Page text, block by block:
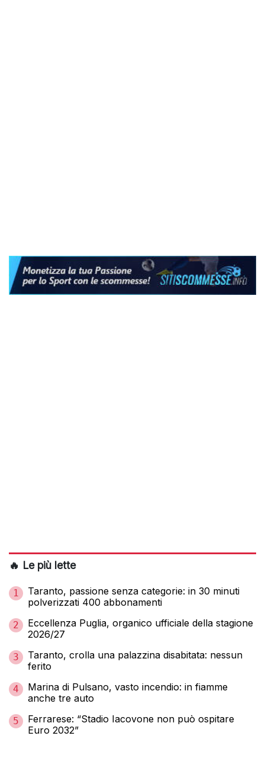
🔥 Le più lette
1
Taranto, passione senza categorie: in 30 minuti
polverizzati 400 abbonamenti
2
Eccellenza Puglia, organico ufficiale della stagione
2026/27
3
Taranto, crolla una palazzina disabitata: nessun
ferito
4
Marina di Pulsano, vasto incendio: in fiamme
anche tre auto
5
Ferrarese: “Stadio Iacovone non può ospitare
Euro 2032”